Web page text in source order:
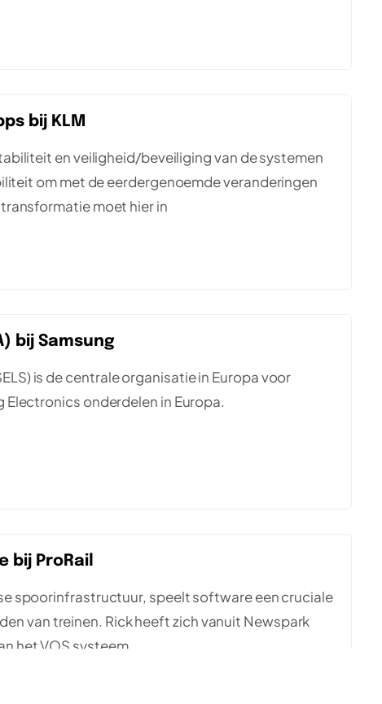
bij KLM
en veiligheid/beveiliging van de systemen
om met de eerdergenoemde veranderingen
moet hier in
bij Samsung
is de centrale organisatie in Europa voor
onderdelen in Europa.
bij ProRail
spoorinfrastructuur, speelt software een cruciale
van treinen. Rick heeft zich vanuit Newspark
het VOS systeem.